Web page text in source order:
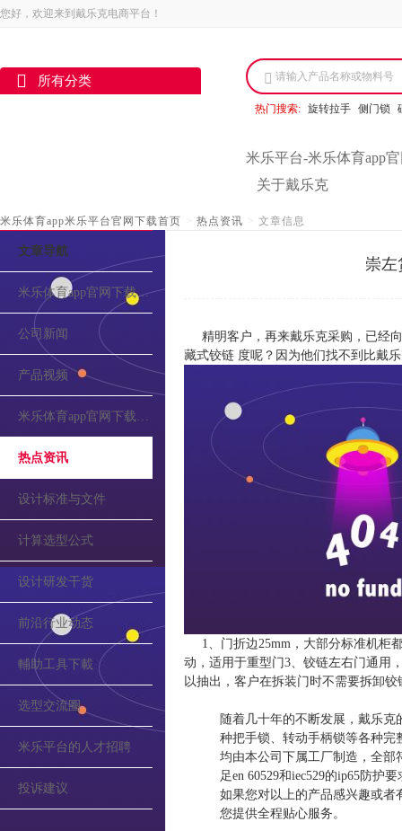
您好，欢迎来到戴乐克电商平台！
所有分类 请输入产品名称或物料号
热门搜索: 旋转拉手 侧门锁
米乐平台-米乐体育app
关于戴乐克
米乐体育app米乐平台官网下载首页 > 热点资讯 > 文章信息
文章导航
米乐体育app官网下载的介绍
公司新闻
产品视频
米乐体育app官网下载的公告
热点资讯
设计标准与文件
计算选型公式
设计研发干货
前沿行业动态
輔助工具下載
选型交流圈
米乐平台的人才招聘
投诉建议
崇左
精明客户，再来戴乐克采购，已经
藏式铰链 度呢？因为他们找不到比戴
1、门折边25mm，大部分标准机柜
动，适用于重型门3、铰链左右门通用
以抽出，客户在拆装门时不需要拆卸
随着几十年的不断发展，戴乐
种把手锁、转动手柄锁等各种完
均由本公司下属工厂制造，全部
足en 60529和iec529的ip65防护
如果您对以上的产品感兴趣或者
您提供全程贴心服务。